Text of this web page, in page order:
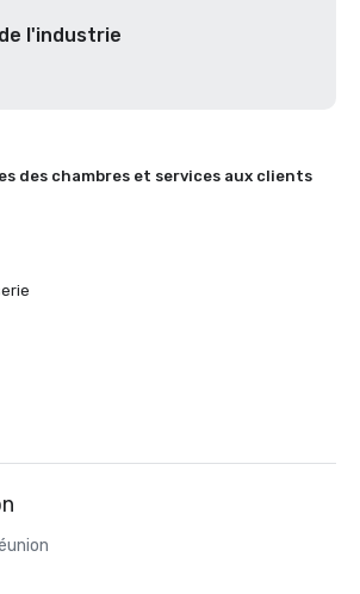
l'industrie
des chambres et services aux clients